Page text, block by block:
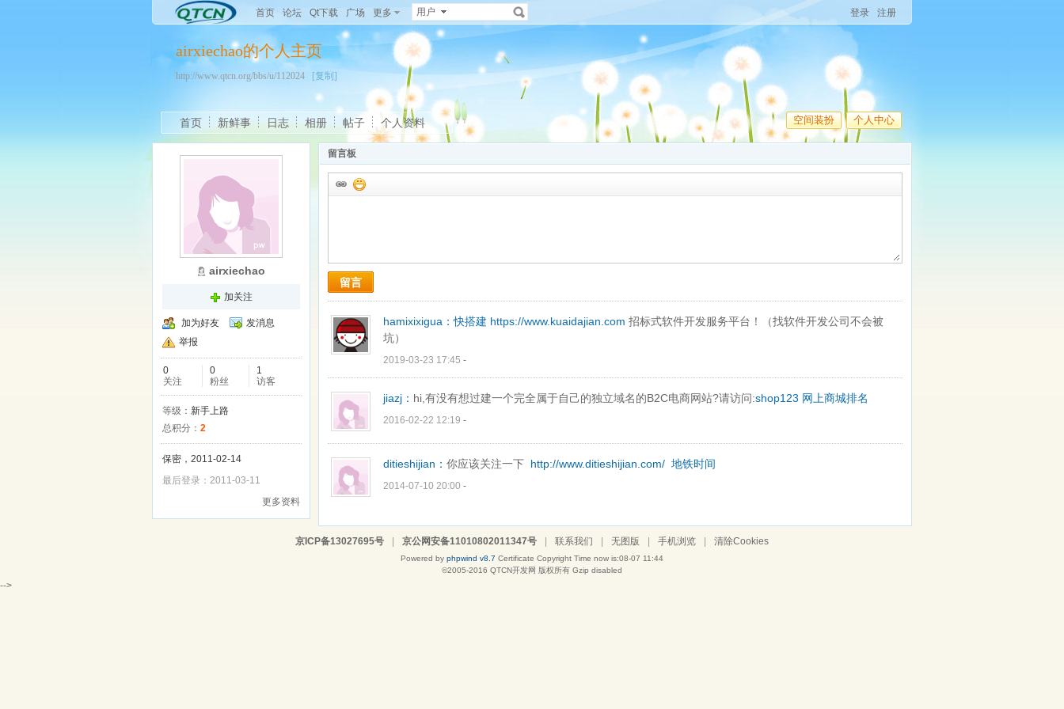
首页 论坛 Qt下载 广场 更多 用户 登录 注册
airxiechao的个人主页
http://www.qtcn.org/bbs/u/112024 [复制]
空间装扮 个人中心
首页 新鲜事 日志 相册 帖子 个人资料
airxiechao
加关注
加为好友
发消息
举报
0
关注
0
粉丝
1
访客
等级： 新手上路
总积分： 2
保密，2011-02-14
最后登录：2011-03-11
更多资料
留言板
留言
hamixixigua：快搭建 https://www.kuaidajian.com 招标式软件开发服务平台！（找软件开发公司不会被
坑）
2019-03-23 17:45 -
jiazj： hi,有没有想过建一个完全属于自己的独立域名的B2C电商网站?请访问:shop123 网上商城排名
2016-02-22 12:19 -
ditieshijian： 你应该关注一下 http://www.ditieshijian.com/ 地铁时间
2014-07-10 20:00 -
京ICP备13027695号 京公网安备11010802011347号 联系我们 无图版 手机浏览 清除Cookies
Powered by phpwind v8.7 Certificate Copyright Time now is:08-07 11:44
©2005-2016 QTCN开发网 版权所有 Gzip disabled
-->